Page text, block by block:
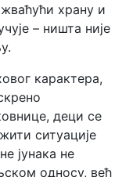
храну и
– ништа није
карактера,
деци се
ситуације
јунака не
односу, већ